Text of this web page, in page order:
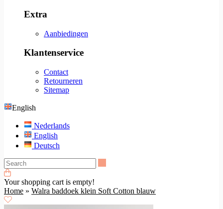
Extra
Aanbiedingen
Klantenservice
Contact
Retourneren
Sitemap
English
Nederlands
English
Deutsch
Your shopping cart is empty!
Home » Walra baddoek klein Soft Cotton blauw